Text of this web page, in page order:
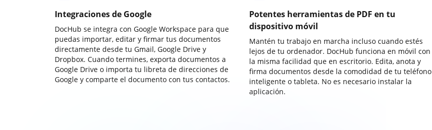
Integraciones de Google
DocHub se integra con Google Workspace para que
puedas importar, editar y firmar tus documentos
directamente desde tu Gmail, Google Drive y
Dropbox. Cuando termines, exporta documentos a
Google Drive o importa tu libreta de direcciones de
Google y comparte el documento con tus contactos.
Potentes herramientas de PDF en tu
dispositivo móvil
Mantén tu trabajo en marcha incluso cuando estés
lejos de tu ordenador. DocHub funciona en móvil con
la misma facilidad que en escritorio. Edita, anota y
firma documentos desde la comodidad de tu teléfono
inteligente o tableta. No es necesario instalar la
aplicación.